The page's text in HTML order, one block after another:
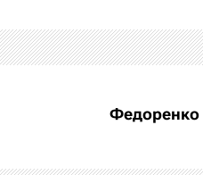
Федоренко